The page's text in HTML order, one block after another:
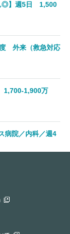
◎】週5日 1,500
外来（救急対応
1,900万
病院／内科／週4